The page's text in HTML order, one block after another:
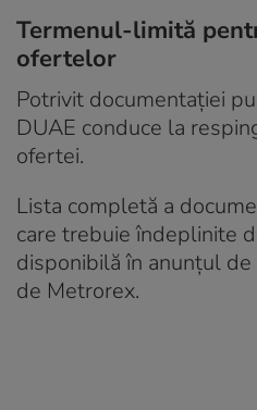
Termenul-limită
ofertelor
Potrivit documentației
DUAE conduce la
ofertei.
Lista completă a
care trebuie îndeplinite
disponibilă în anunțul
de Metrorex.